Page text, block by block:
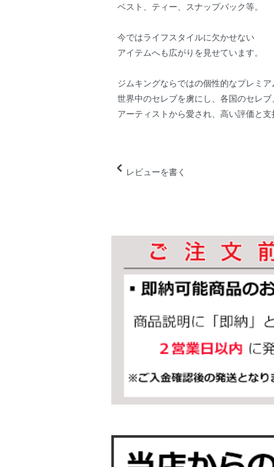
ベスト、ティー、スナップバック等。
今ではライフスタイルに欠かせない
アイテムへも広がりを見せています。
ジムキングならではの個性的なプレミ
世界中のセレブを虜にし、各国のセレブ
アーティストから愛され、高い評価と
レビューを書く